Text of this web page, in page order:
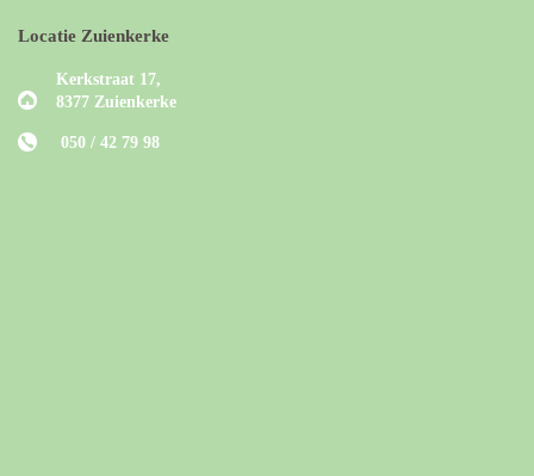
Locatie Zuienkerke
Kerkstraat 17,
8377 Zuienkerke
050 / 42 79 98